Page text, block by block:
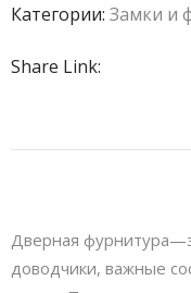
Категории: Замки и
Share Link:
Дверная
доводчики, важные